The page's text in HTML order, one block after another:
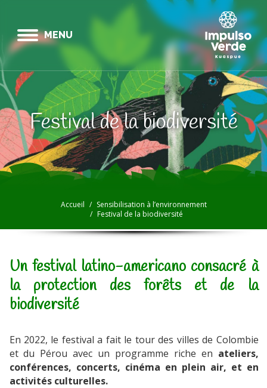
MENU
Festival de la biodiversité
Vous êtes ici :
Accueil
Sensibilisation à l’environnement
Festival de la biodiversité
Un festival latino-americano consacré à
la protection des forêts et de la
biodiversité
En 2022, le festival a fait le tour des villes de Colombie
et du Pérou avec un programme riche en ateliers,
conférences, concerts, cinéma en plein air, et en
activités culturelles.